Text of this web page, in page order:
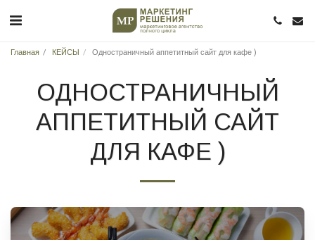
Главная КЕЙСЫ Одностраничный аппетитный сайт для кафе )
ОДНОСТРАНИЧНЫЙ
АППЕТИТНЫЙ САЙТ
ДЛЯ КАФЕ )